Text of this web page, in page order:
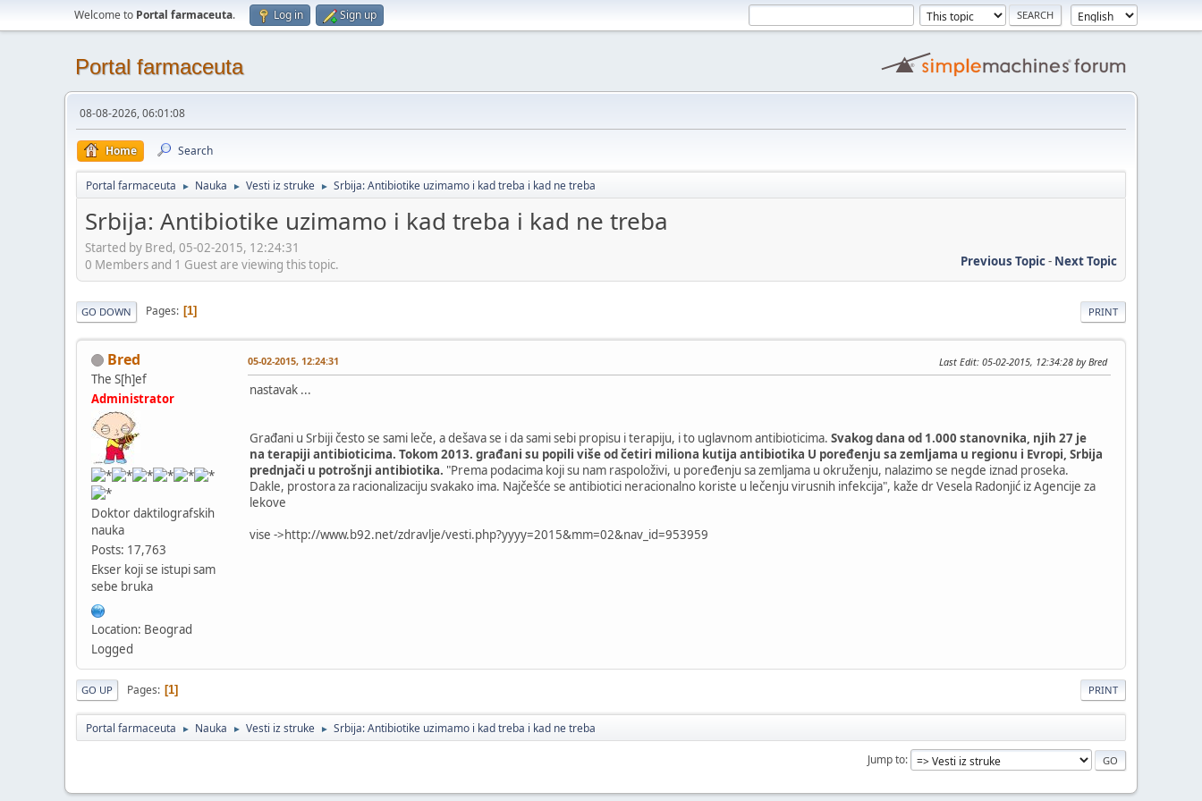
Welcome to Portal farmaceuta. Log in Sign up
Portal farmaceuta
08-08-2026, 06:01:08
Home Search
Portal farmaceuta ► Nauka ► Vesti iz struke ► Srbija: Antibiotike uzimamo i kad treba i kad ne treba
Srbija: Antibiotike uzimamo i kad treba i kad ne treba
Started by Bred, 05-02-2015, 12:24:31
Previous Topic- Next Topic
0 Members and 1 Guest are viewing this topic.
PRINT
GO DOWN Pages 1
Bred
The S[h]ef
Administrator
Doktor daktilografskih
nauka
Posts: 17,763
Ekser koji se istupi sam
sebe bruka
Location: Beograd
Logged
05-02-2015, 12:24:31 Last Edit: 05-02-2015, 12:34:28 by Bred
nastavak ...
Građani u Srbiji često se sami leče, a dešava se i da sami sebi propisu i terapiju, i to uglavnom antibioticima. Svakog dana od 1.000 stanovnika, njih 27 je
na terapiji antibioticima. Tokom 2013. građani su popili više od četiri miliona kutija antibiotika U poređenju sa zemljama u regionu i Evropi, Srbija
prednjači u potrošnji antibiotika. "Prema podacima koji su nam raspoloživi, u poređenju sa zemljama u okruženju, nalazimo se negde iznad proseka.
Dakle, prostora za racionalizaciju svakako ima. Najčešće se antibiotici neracionalno koriste u lečenju virusnih infekcija", kaže dr Vesela Radonjić iz Agencije za
lekove
vise ->http://www.b92.net/zdravlje/vesti.php?yyyy=2015&mm=02&nav_id=953959
PRINT
GO UP Pages 1
Portal farmaceuta ► Nauka ► Vesti iz struke ► Srbija: Antibiotike uzimamo i kad treba i kad ne treba
Jump to